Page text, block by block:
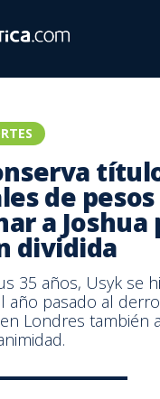
de
a Joshua
dividida
35 años, Usyk se
pasado al
Londres también